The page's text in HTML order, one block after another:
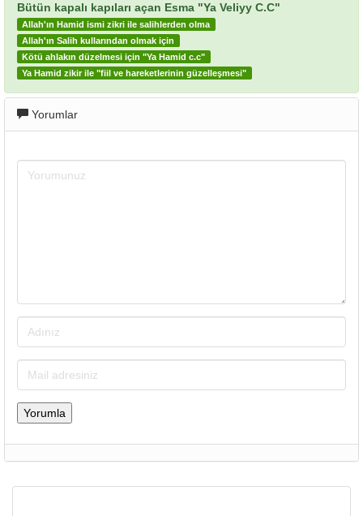
Bütün kapalı kapıları açan Esma "Ya Veliyy C.C"
Allah'ın Hamid ismi zikri ile salihlerden olma
Allah'ın Salih kullarından olmak için
Kötü ahlakın düzelmesi için "Ya Hamid c.c"
Ya Hamid zikir ile "fiil ve hareketlerinin güzelleşmesi"
Yorumlar